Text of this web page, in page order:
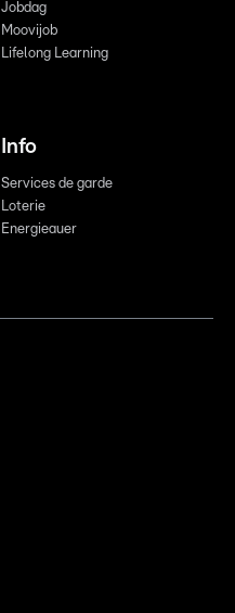
Jobdag
Moovijob
Lifelong Learning
Info
Services de garde
Loterie
Energieauer